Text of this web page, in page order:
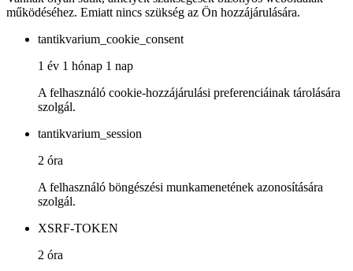
működéséhez. Emiatt nincs szükség az Ön hozzájárulására.
tantikvarium_cookie_consent
1 év 1 hónap 1 nap
A felhasználó cookie-hozzájárulási preferenciáinak tárolására
szolgál.
tantikvarium_session
2 óra
A felhasználó böngészési munkamenetének azonosítására
szolgál.
XSRF-TOKEN
2 óra